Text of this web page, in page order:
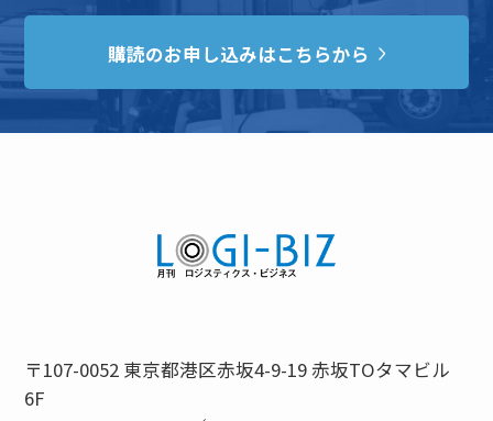
購読のお申し込みはこちらから
〒107-0052 東京都港区赤坂4-9-19 赤坂TOタマビル
6F